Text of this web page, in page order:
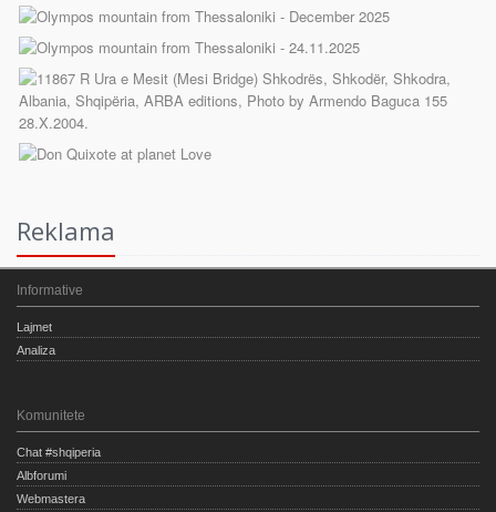
Reklama
Informative
Lajmet
Analiza
Komunitete
Chat #shqiperia
Albforumi
Webmastera